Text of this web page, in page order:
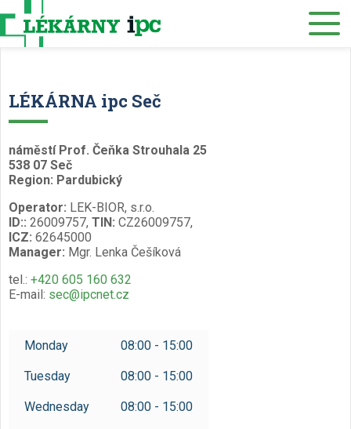
Our services
LÉKÁRNA ipc Seč
náměstí Prof. Čeňka Strouhala 25
538 07 Seč
Region: Pardubický
Operator: LEK-BIOR, s.r.o.
ID:: 26009757, TIN: CZ26009757,
ICZ: 62645000
Manager: Mgr. Lenka Češíková
tel.: +420 605 160 632
E-mail: sec@ipcnet.cz
Monday 08:00 - 15:00
Tuesday 08:00 - 15:00
Wednesday 08:00 - 15:00